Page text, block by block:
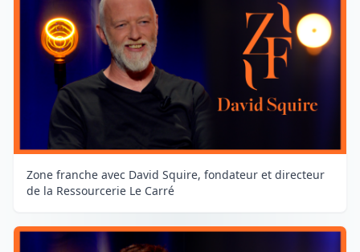
Zone franche avec David Squire, fondateur et directeur
de la Ressourcerie Le Carré